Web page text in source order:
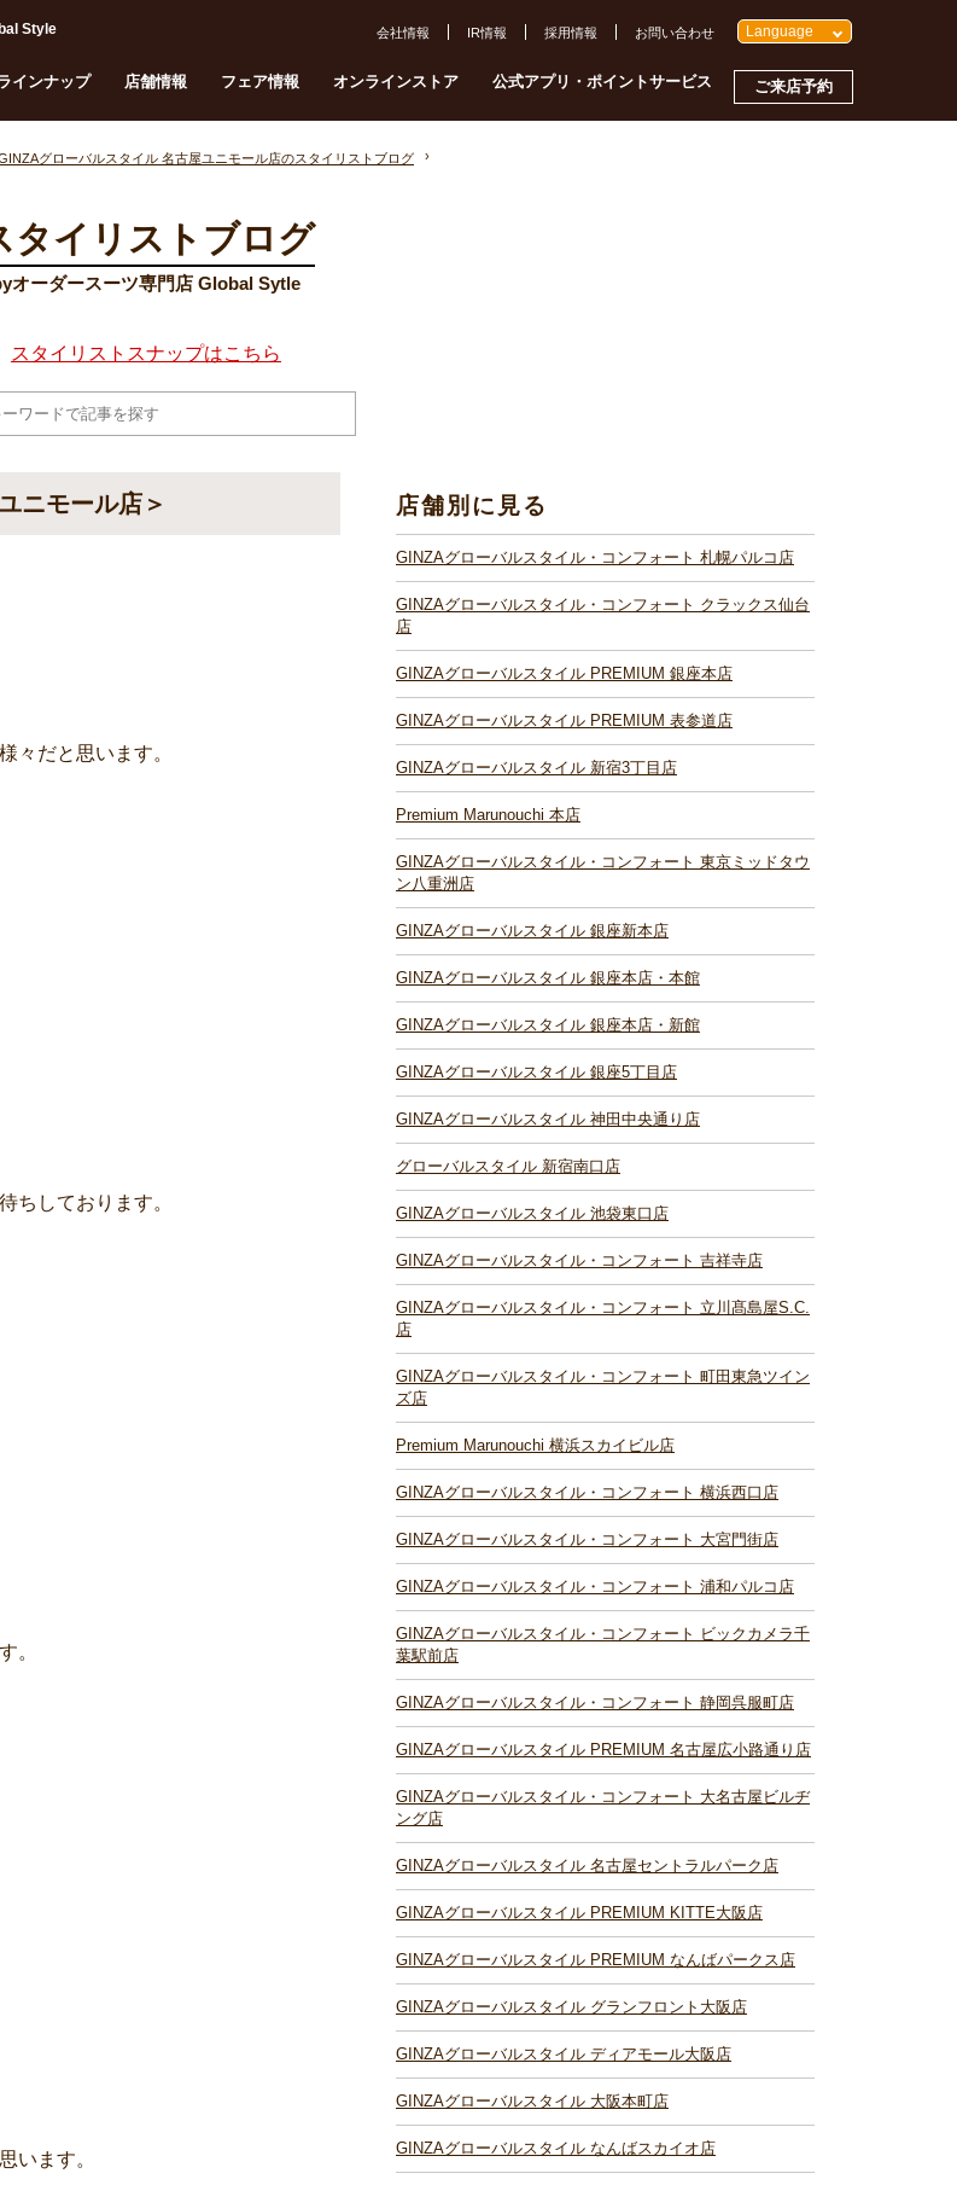
Style
インナップ 店舗情報 フェア情報 オンラインストア 公式アプリ・ポイントサービス ご来店予約
会社情報 IR情報 採用情報 お問い合わせ Language
グローバルスタイル 名古屋ユニモール店のスタイリストブログ
タイリストブログ
オーダースーツ専門店 Global Sytle
スタイリストスナップはこちら
ニモール店＞
々だと思います。
ちしております。
。
います。
店舗別に見る
GINZAグローバルスタイル・コンフォート 札幌パルコ店
GINZAグローバルスタイル・コンフォート クラックス仙台
店
GINZAグローバルスタイル PREMIUM 銀座本店
GINZAグローバルスタイル PREMIUM 表参道店
GINZAグローバルスタイル 新宿3丁目店
Premium Marunouchi 本店
GINZAグローバルスタイル・コンフォート 東京ミッドタウ
ン八重洲店
GINZAグローバルスタイル 銀座新本店
GINZAグローバルスタイル 銀座本店・本館
GINZAグローバルスタイル 銀座本店・新館
GINZAグローバルスタイル 銀座5丁目店
GINZAグローバルスタイル 神田中央通り店
グローバルスタイル 新宿南口店
GINZAグローバルスタイル 池袋東口店
GINZAグローバルスタイル・コンフォート 吉祥寺店
GINZAグローバルスタイル・コンフォート 立川髙島屋S.C.
店
GINZAグローバルスタイル・コンフォート 町田東急ツイン
ズ店
Premium Marunouchi 横浜スカイビル店
GINZAグローバルスタイル・コンフォート 横浜西口店
GINZAグローバルスタイル・コンフォート 大宮門街店
GINZAグローバルスタイル・コンフォート 浦和パルコ店
GINZAグローバルスタイル・コンフォート ビックカメラ千
葉駅前店
GINZAグローバルスタイル・コンフォート 静岡呉服町店
GINZAグローバルスタイル PREMIUM 名古屋広小路通り店
GINZAグローバルスタイル・コンフォート 大名古屋ビルヂ
ング店
GINZAグローバルスタイル 名古屋セントラルパーク店
GINZAグローバルスタイル PREMIUM KITTE大阪店
GINZAグローバルスタイル PREMIUM なんばパークス店
GINZAグローバルスタイル グランフロント大阪店
GINZAグローバルスタイル ディアモール大阪店
GINZAグローバルスタイル 大阪本町店
GINZAグローバルスタイル なんばスカイオ店